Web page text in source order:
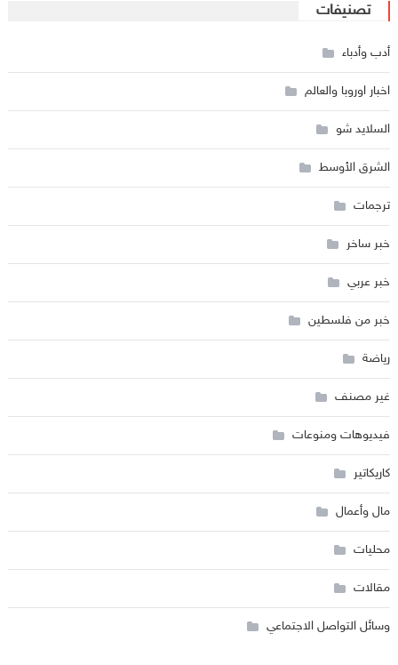
تصنيفات
أدب وأدباء
اخبار اوروبا والعالم
السلايد شو
الشرق الأوسط
ترجمات
خبر ساخر
خبر عربي
خبر من فلسطين
رياضة
غير مصنف
فيديوهات ومنوعات
كاريكاتير
مال وأعمال
محليات
مقالات
وسائل التواصل الاجتماعي